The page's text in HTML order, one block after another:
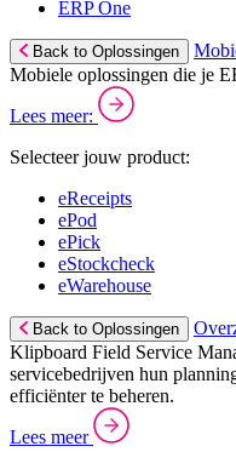
ERP One
Back to Oplossingen
Mobiele oplossingen die je
Lees meer:
Selecteer jouw product:
eReceipts
ePod
ePick
eStockcheck
eWarehouse
Back to Oplossingen
Klipboard Field Service
servicebedrijven hun
efficiënter te beheren.
Lees meer